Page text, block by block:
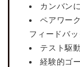
カンバン
ペアワー
フィードバッ
テスト駆
経験的ゴ